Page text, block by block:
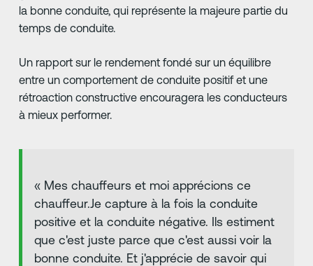
la bonne conduite, qui représente la majeure partie du
temps de conduite.
Un rapport sur le rendement fondé sur un équilibre
entre un comportement de conduite positif et une
rétroaction constructive encouragera les conducteurs
à mieux performer.
« Mes chauffeurs et moi apprécions ce
chauffeur.Je capture à la fois la conduite
positive et la conduite négative. Ils estiment
que c'est juste parce que c'est aussi voir la
bonne conduite. Et j'apprécie de savoir qui